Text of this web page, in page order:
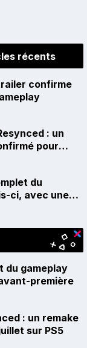
récents
confirme
: un
pour
du
ci, avec une
du gameplay
première
: un remake
sur PS5